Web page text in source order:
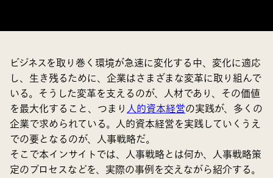
ビジネスを取り巻く環境が急速に変化する中、変化に適応
し、生き残るために、企業はさまざまな変革に取り組んで
いる。そうした変革を支えるのが、人材であり、その価値
を最大化すること、つまり人的資本経営の実践が、多くの
企業で求められている。人的資本経営を実践していくうえ
での要となるのが、人事戦略だ。
そこで本インサイトでは、人事戦略とは何か、人事戦略策
定のプロセスなどを、実際の事例を交えながら紹介する。